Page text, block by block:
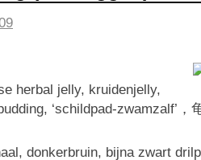
herbal jelly, kruidenjelly,
‘schildpad-zwamzalf’，
donkerbruin, bijna zwart